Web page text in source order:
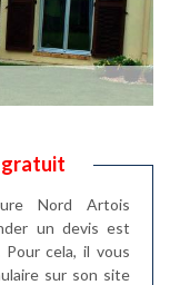
Nord Artois
un devis est
cela, il vous
sur son site